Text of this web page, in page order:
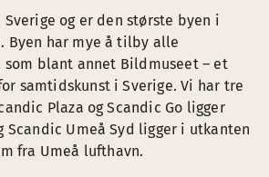
og er den største byen i
Byen har mye å tilby alle
blant annet Bildmuseet – et
samtidskunst i Sverige. Vi har tre
Plaza og Scandic Go ligger
Scandic Umeå Syd ligger i utkanten
fra Umeå lufthavn.